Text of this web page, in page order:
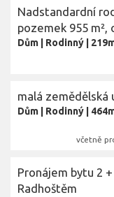
Nadstandardní
pozemek 955 m²,
Dům Rodinný
malá zemědělská
Dům Rodinný
včetně
Pronájem bytu 2
Radhoštěm